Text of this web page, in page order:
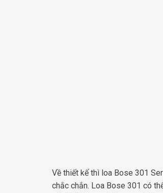
Về thiết kế thì loa Bose 301
chắc chắn. Loa Bose 301 có